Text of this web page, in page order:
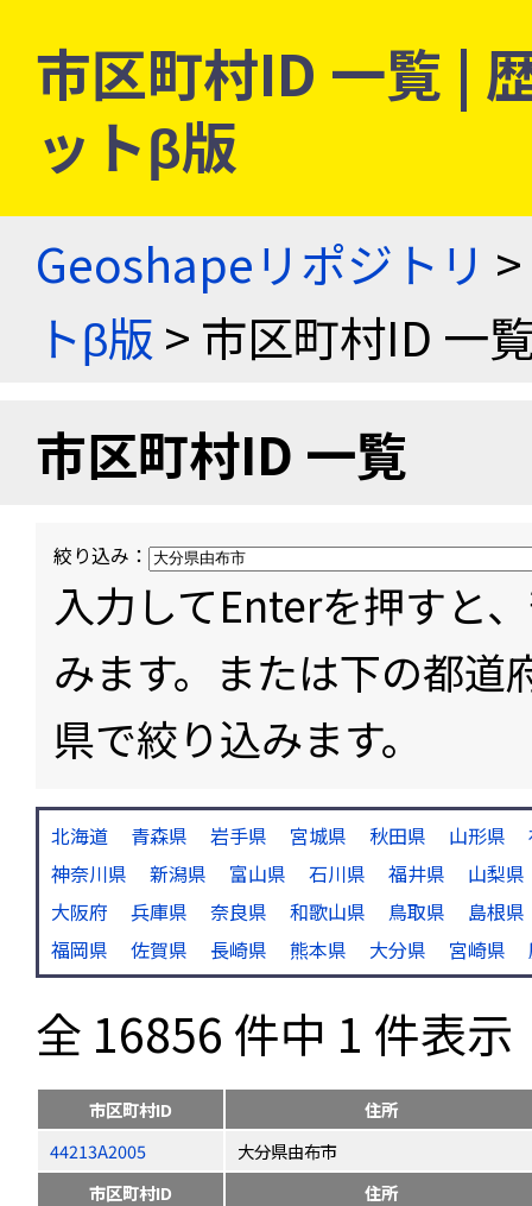
市区町村ID 一覧 |
ットβ版
Geoshapeリポジトリ >
トβ版 > 市区町村ID 一
市区町村ID 一覧
絞り込み：
入力してEnterを押すと
みます。または下の都道
県で絞り込みます。
北海道 青森県 岩手県 宮城県 秋田県 山形県
神奈川県
新潟県 富山県 石川県 福井県
山梨県
大阪府
兵庫県 奈良県 和歌山県 鳥取県
島根県
福岡県
佐賀県 長崎県 熊本県 大分県 宮崎県
全 16856 件中 1 件表示
市区町村ID
住所
44213A2005
大分県由布市
市区町村ID
住所